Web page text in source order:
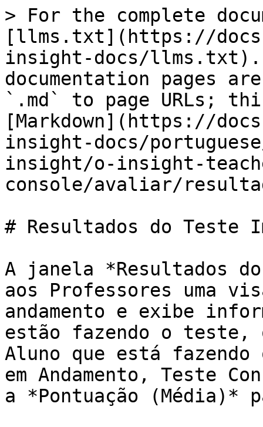
> For the complete
[llms.txt](https://
insight-docs/llms.txt).
documentation pages
`.md` to page URLs;
[Markdown](https://
insight-docs/
insight/o-insight-
console/avaliar/
# Resultados do Teste
A janela *Resultados
aos Professores uma
andamento e exibe
estão fazendo o teste,
Aluno que está
em Andamento, Teste
a *Pontuação (Média)*